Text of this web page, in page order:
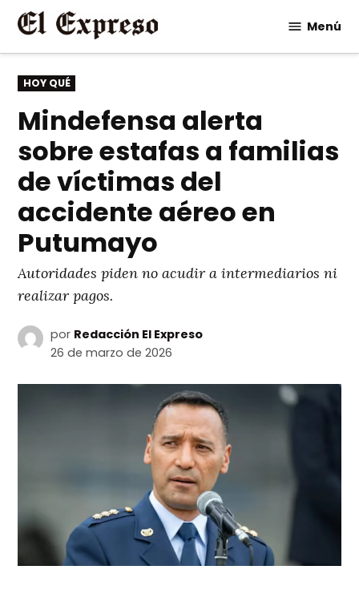
Saltar
contenido
Menú
PUBLICADO
EN
HOY QUÉ
Mindefensa alerta
sobre estafas a familias
de víctimas del
accidente aéreo en
Putumayo
Autoridades piden no acudir a intermediarios ni
realizar pagos.
por Redacción El Expreso
26 de marzo de 2026